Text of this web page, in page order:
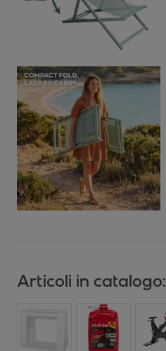
Articoli in catalogo: